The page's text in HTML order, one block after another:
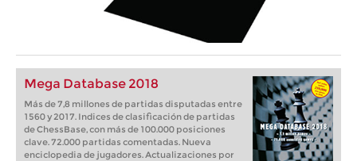
Mega Database 2018
Más de 7,8 millones de partidas disputadas entre
1560 y 2017. Indices de clasificación de partidas
de ChessBase, con más de 100.000 posiciones
clave. 72.000 partidas comentadas. Nueva
enciclopedia de jugadores. Actualizaciones por